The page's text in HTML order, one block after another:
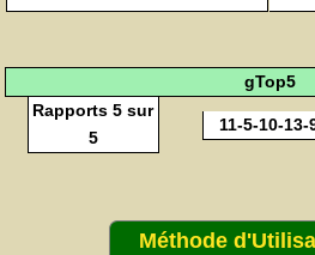
gTop5
Rapports 5 sur
5
11-5-10-13-
Méthode